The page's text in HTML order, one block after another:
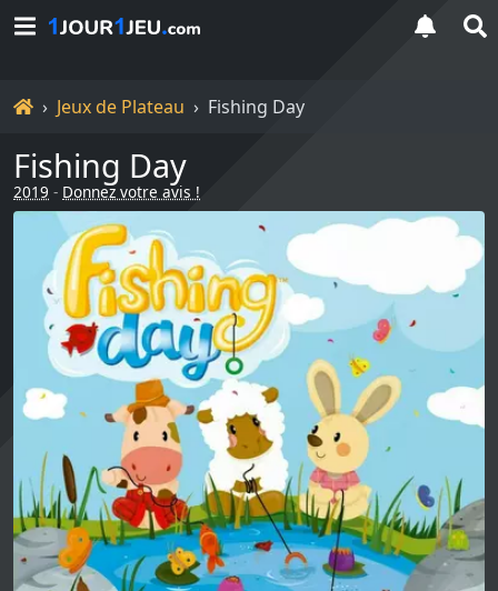
Accueil
Jeux de Plateau Fishing Day
Fishing Day
2019 - Donnez votre avis !